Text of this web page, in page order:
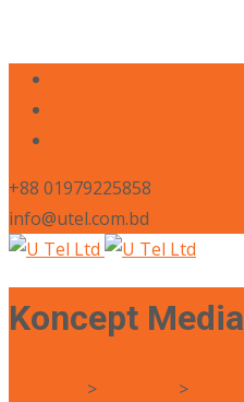
+88 01979225858
info@utel.com.bd
Koncept Media
> >